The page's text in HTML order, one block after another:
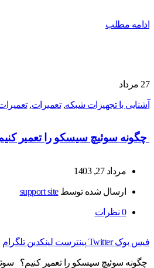
ادامه مطلب
27 مرداد
آشنایی با تجهیزات شبکه,تعمیرات,
چگونه سوئیچ سیسکو را تعمیر
مرداد 27, 1403
ارسال شده توسطsupport site
0 نظرات
فیس بوک Twitter پینترست لینکدین تلگرام
چگونه سوئیچ سیسکو را تعمیر کنیم؟